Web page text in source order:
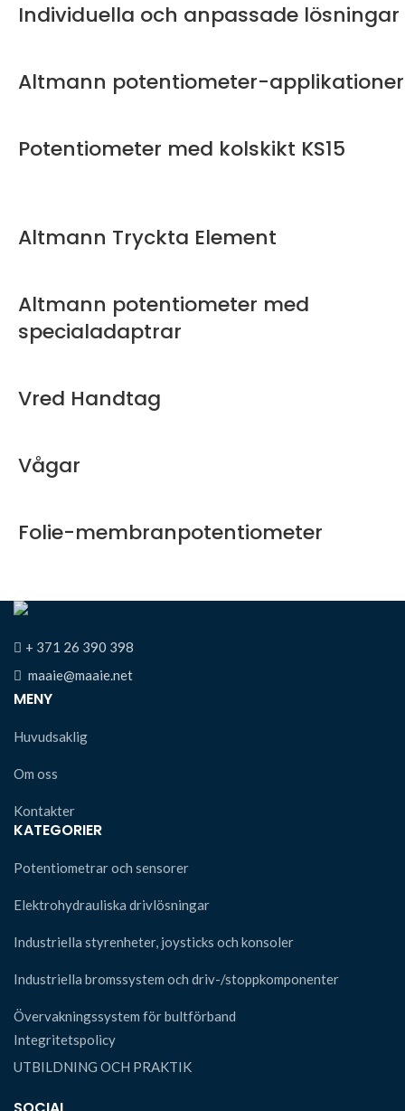
Individuella och anpassade lösningar
Altmann potentiometer-applikationer
Potentiometer med kolskikt KS15
Altmann Tryckta Element
Altmann potentiometer med
specialadaptrar
Vred Handtag
Vågar
Folie-membranpotentiometer
+ 371 26 390 398
maaie@maaie.net
MENY
Huvudsaklig
Om oss
Kontakter
KATEGORIER
Potentiometrar och sensorer
Elektrohydrauliska drivlösningar
Industriella styrenheter, joysticks och konsoler
Industriella bromssystem och driv-/stoppkomponenter
Övervakningssystem för bultförband
Integritetspolicy
UTBILDNING OCH PRAKTIK